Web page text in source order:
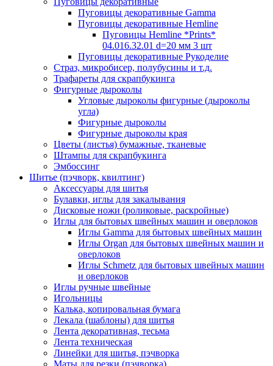
Пуговицы декоративные Gamma
Пуговицы декоративные Hemline
Пуговицы Hemline *Prints*
04.016.32.01 d=20 мм 3 шт
Пуговицы декоративные Рукоделие
Страз, микробисер, полубусины и т.д.
Трафареты для скрапбукинга
Фигурные дыроколы
Угловые дыроколы фигурные (дыроколы
угла)
Фигурные дыроколы
Фигурные дыроколы края
Цветы (листья) бумажные, тканевые
Штампы для скрапбукинга
Эмбоссинг
Шитье (пэчворк, квилтинг)
Аксессуары для шитья
Булавки, иглы для закалывания
Дисковые ножи (роликовые, раскройные)
Иглы для бытовых швейных машин и оверлоков
Иглы Gamma для бытовых швейных машин
Иглы Organ для бытовых швейных машин и
оверлоков
Иглы Schmetz для бытовых швейных машин
и оверлоков
Иглы ручные швейные
Игольницы
Калька, копировальная бумага
Лекала (шаблоны) для шитья
Лента декоративная, тесьма
Лента техническая
Линейки для шитья, пэчворка
Маты для резки (пэчворка)